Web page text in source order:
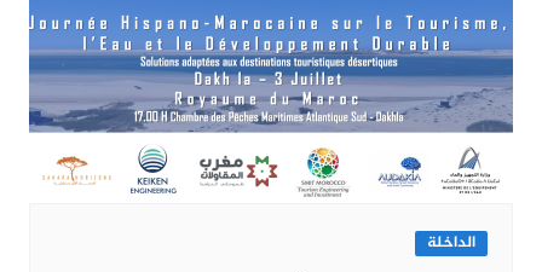
الداخلة